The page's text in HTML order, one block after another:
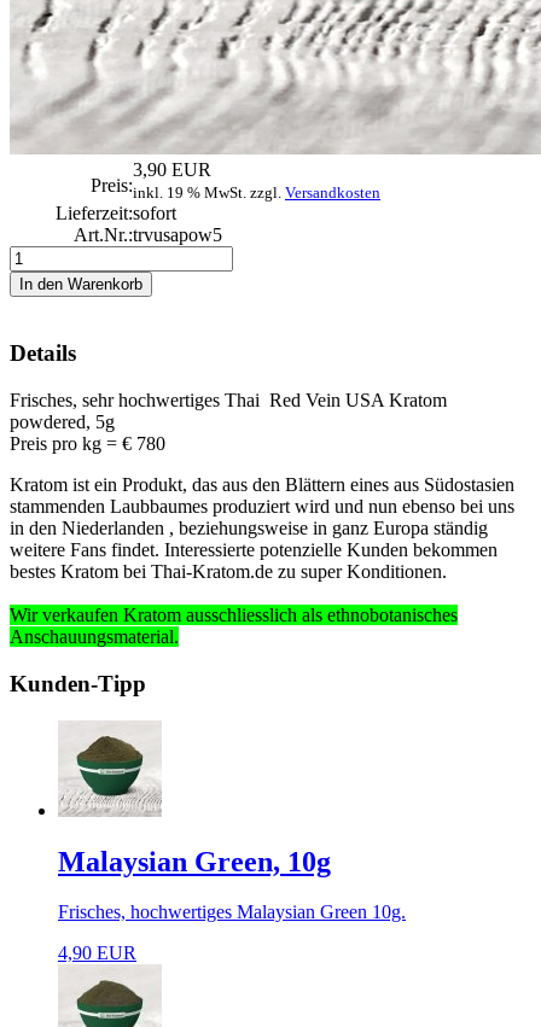
Preis:
3,90 EUR
inkl. 19 % MwSt. zzgl. Versandkosten
Lieferzeit:sofort
Art.Nr.:trvusapow5
Details
Frisches, sehr hochwertiges Thai Red Vein USA Kratom
powdered, 5g
Preis pro kg = € 780
Kratom ist ein Produkt, das aus den Blättern eines aus Südostasien
stammenden Laubbaumes produziert wird und nun ebenso bei uns
in den Niederlanden , beziehungsweise in ganz Europa ständig
weitere Fans findet. Interessierte potenzielle Kunden bekommen
bestes Kratom bei Thai-Kratom.de zu super Konditionen.
Wir verkaufen Kratom ausschliesslich als ethnobotanisches
Anschauungsmaterial.
Kunden-Tipp
Malaysian Green, 10g
Frisches, hochwertiges Malaysian Green 10g.
4,90 EUR